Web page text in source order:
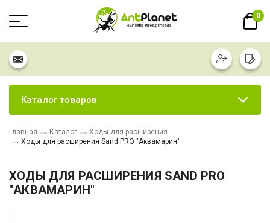
0
Каталог товаров
Главная Каталог
Ходы для расширения
Ходы для расширения Sand PRO "Аквамарин"
ХОДЫ ДЛЯ РАСШИРЕНИЯ SAND PRO
"АКВАМАРИН"